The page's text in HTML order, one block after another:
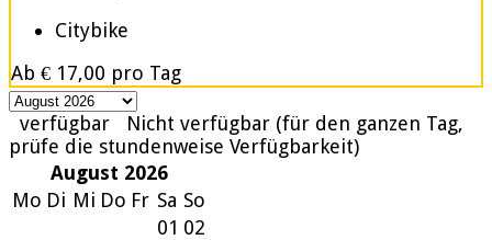
Citybike
Ab € 17,00 pro Tag
verfügbar
Nicht verfügbar (für den ganzen Tag,
prüfe die stundenweise Verfügbarkeit)
August 2026
Mo Di Mi Do Fr Sa So
01 02